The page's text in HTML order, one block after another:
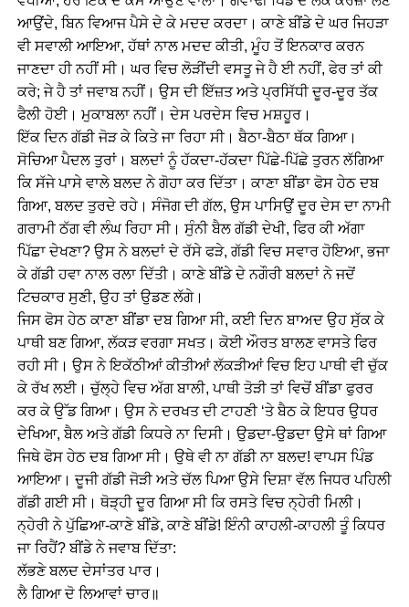
ਆਉਂਦੇ, ਬਿਨ ਵਿਆਜ ਪੈਸੇ ਦੇ ਕੇ ਮਦਦ ਕਰਦਾ। ਕਾਣੇ ਬੀਂਡੇ ਦੇ ਘਰ ਜਿਹੜਾ
ਵੀ ਸਵਾਲੀ ਆਇਆ, ਹੱਥਾਂ ਨਾਲ ਮਦਦ ਕੀਤੀ, ਮੂੰਹ ਤੋਂ ਇਨਕਾਰ ਕਰਨ
ਜਾਣਦਾ ਹੀ ਨਹੀਂ ਸੀ। ਘਰ ਵਿਚ ਲੋੜੀਂਦੀ ਵਸਤੂ ਜੇ ਹੈ ਈ ਨਹੀਂ, ਫੇਰ ਤਾਂ ਕੀ
ਕਰੇ; ਜੇ ਹੈ ਤਾਂ ਜਵਾਬ ਨਹੀਂ। ਉਸ ਦੀ ਇੱਜ਼ਤ ਅਤੇ ਪ੍ਰਸਿੱਧੀ ਦੂਰ-ਦੂਰ ਤੱਕ
ਫੈਲੀ ਹੋਈ। ਮੁਕਾਬਲਾ ਨਹੀਂ। ਦੇਸ ਪਰਦੇਸ ਵਿਚ ਮਸ਼ਹੂਰ।
ਇੱਕ ਦਿਨ ਗੱਡੀ ਜੋੜ ਕੇ ਕਿਤੇ ਜਾ ਰਿਹਾ ਸੀ। ਬੈਠਾ-ਬੈਠਾ ਥੱਕ ਗਿਆ।
ਸੋਚਿਆ ਪੈਦਲ ਤੁਰਾਂ। ਬਲਦਾਂ ਨੂੰ ਹੱਕਦਾ-ਹੱਕਦਾ ਪਿੱਛੇ-ਪਿੱਛੇ ਤੁਰਨ ਲੱਗਿਆ
ਕਿ ਸੱਜੇ ਪਾਸੇ ਵਾਲੇ ਬਲਦ ਨੇ ਗੋਹਾ ਕਰ ਦਿੱਤਾ। ਕਾਣਾ ਬੀਂਡਾ ਫੋਸ ਹੇਠ ਦਬ
ਗਿਆ, ਬਲਦ ਤੁਰਦੇ ਰਹੇ। ਸੰਜੋਗ ਦੀ ਗੱਲ, ਉਸ ਪਾਸਿਉਂ ਦੂਰ ਦੇਸ ਦਾ ਨਾਮੀ
ਗਰਾਮੀ ਠੱਗ ਵੀ ਲੰਘ ਰਿਹਾ ਸੀ। ਸੁੰਨੀ ਬੈਲ ਗੱਡੀ ਦੇਖੀ, ਫਿਰ ਕੀ ਅੱਗਾ
ਪਿੱਛਾ ਦੇਖਣਾ? ਉਸ ਨੇ ਬਲਦਾਂ ਦੇ ਰੱਸੇ ਫੜੇ, ਗੱਡੀ ਵਿਚ ਸਵਾਰ ਹੋਇਆ, ਭਜਾ
ਕੇ ਗੱਡੀ ਹਵਾ ਨਾਲ ਰਲਾ ਦਿੱਤੀ। ਕਾਣੇ ਬੀਂਡੇ ਦੇ ਨਗੌਰੀ ਬਲਦਾਂ ਨੇ ਜਦੋਂ
ਟਿਚਕਾਰ ਸੁਣੀ, ਉਹ ਤਾਂ ਉਡਣ ਲੱਗੇ।
ਜਿਸ ਫੋਸ ਹੇਠ ਕਾਣਾ ਬੀਂਡਾ ਦਬ ਗਿਆ ਸੀ, ਕਈ ਦਿਨ ਬਾਅਦ ਉਹ ਸੁੱਕ ਕੇ
ਪਾਥੀ ਬਣ ਗਿਆ, ਲੱਕੜ ਵਰਗਾ ਸਖਤ। ਕੋਈ ਔਰਤ ਬਾਲਣ ਵਾਸਤੇ ਫਿਰ
ਰਹੀ ਸੀ। ਉਸ ਨੇ ਇਕੱਠੀਆਂ ਕੀਤੀਆਂ ਲੱਕੜੀਆਂ ਵਿਚ ਇਹ ਪਾਥੀ ਵੀ ਚੁੱਕ
ਕੇ ਰੱਖ ਲਈ। ਚੁੱਲ੍ਹੇ ਵਿਚ ਅੱਗ ਬਾਲੀ, ਪਾਥੀ ਤੋੜੀ ਤਾਂ ਵਿਚੋਂ ਬੀਂਡਾ ਫੁਰਰ
ਕਰ ਕੇ ਉੱਡ ਗਿਆ। ਉਸ ਨੇ ਦਰਖਤ ਦੀ ਟਾਹਣੀ ‘ਤੇ ਬੈਠ ਕੇ ਇਧਰ ਉਧਰ
ਦੇਖਿਆ, ਬੈਲ ਅਤੇ ਗੱਡੀ ਕਿਧਰੇ ਨਾ ਦਿਸੀ। ਉਡਦਾ-ਉਡਦਾ ਉਸੇ ਥਾਂ ਗਿਆ
ਜਿਥੇ ਫੋਸ ਹੇਠ ਦਬ ਗਿਆ ਸੀ। ਉਥੇ ਵੀ ਨਾ ਗੱਡੀ ਨਾ ਬਲਦ! ਵਾਪਸ ਪਿੰਡ
ਆਇਆ। ਦੂਜੀ ਗੱਡੀ ਜੋੜੀ ਅਤੇ ਚੱਲ ਪਿਆ ਉਸੇ ਦਿਸ਼ਾ ਵੱਲ ਜਿਧਰ ਪਹਿਲੀ
ਗੱਡੀ ਗਈ ਸੀ। ਥੋੜ੍ਹੀ ਦੂਰ ਗਿਆ ਸੀ ਕਿ ਰਸਤੇ ਵਿਚ ਨ੍ਹੇਰੀ ਮਿਲੀ।
ਨ੍ਹੇਰੀ ਨੇ ਪੁੱਛਿਆ-ਕਾਣੇ ਬੀਂਡੇ, ਕਾਣੇ ਬੀਂਡੇ! ਇੰਨੀ ਕਾਹਲੀ-ਕਾਹਲੀ ਤੂੰ ਕਿਧਰ
ਜਾ ਰਿਹੈਂ? ਬੀਂਡੇ ਨੇ ਜਵਾਬ ਦਿੱਤਾ:
ਲੱਭਣੇ ਬਲਦ ਦੇਸਾਂਤਰ ਪਾਰ।
ਲੈ ਗਿਆ ਦੋ ਲਿਆਵਾਂ ਚਾਰ॥